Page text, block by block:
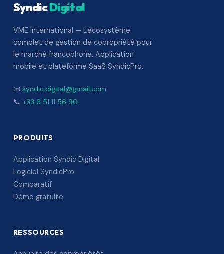
SyndicDigital
VME International — L'écosystème
complet de gestion de copropriété pour
le marché francophone. Application
mobile et plateforme SaaS SyndicPro.
📧 syndic.digital@gmail.com
📞 +33 6 51 11 56 90
PRODUITS
Application Syndic Digital
Logiciel SyndicPro
Comparatif
Démo gratuite
RESSOURCES